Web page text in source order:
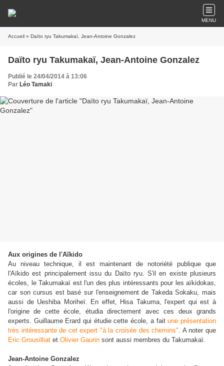
MENU
Accueil » Daïto ryu Takumakaï, Jean-Antoine Gonzalez
Daïto ryu Takumakaï, Jean-Antoine Gonzalez
Publié le 24/04/2014 à 13:06
Par Léo Tamaki
Aux origines de l'Aïkido
Au niveau technique, il est maintenant de notoriété publique que
l'Aïkido est principalement issu du Daïto ryu. S'il en existe plusieurs
écoles, le Takumakaï est l'un des plus intéressants pour les aïkidokas,
car son cursus est basé sur l'enseignement de Takeda Sokaku, mais
aussi de Ueshiba Moriheï. En effet, Hisa Takuma, l'expert qui est à
l'origine de cette école, étudia directement avec ces deux grands
experts. Guillaume Erard qui étudie cette école, a faitune présentation
très intéressante de cet expert "à la croisée des chemins". A noter que
Eric Grousilliat et Olivier Gaurin sont aussi membres du Takumakaï.
Jean-Antoine Gonzalez